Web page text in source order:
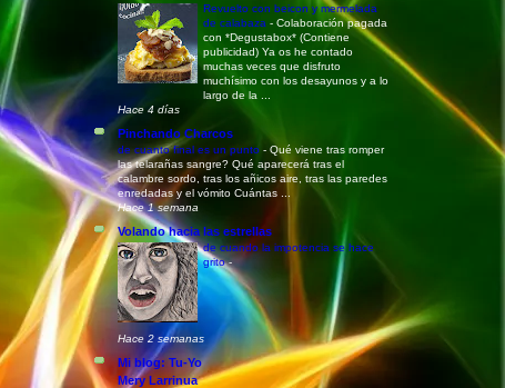
Revuelto con beicon y mermelada
de calabaza - Colaboración pagada
con *Degustabox* (Contiene
publicidad) Ya os he contado
muchas veces que disfruto
muchísimo con los desayunos y a lo
largo de la ...
Hace 4 días
Pinchando Charcos
de cuanto final es un punto - Qué viene tras romper
las telarañas sangre? Qué aparecerá tras el
calambre sordo, tras los añicos aire, tras las paredes
enredadas y el vómito Cuántas ...
Hace 1 semana
Volando hacia las estrellas
de cuando la impotencia se hace
grito-
Hace 2 semanas
Mi blog: Tu-Yo
Mery Larrinua